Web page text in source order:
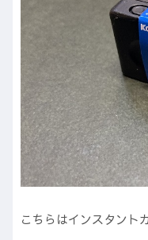
こちらはインスタント